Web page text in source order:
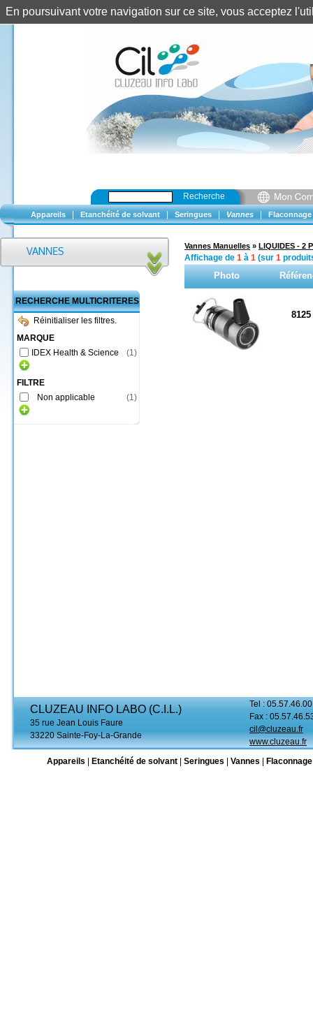
Recherche
Appareils Etanchéité de solvant Seringues Vannes Flaconnage
RECHERCHE MULTICRITERES
Réinitialiser les filtres.
MARQUE
IDEX Health & Science
(1)
FILTRE
Non applicable
(1)
Vannes Manuelles » LIQUIDES - 2
Affichage de 1 à 1 (sur 1
Photo
8125
CLUZEAU INFO LABO (C.I.L.)
35 rue Jean Louis Faure
33220 Sainte-Foy-La-Grande
Tel :
Fax :
cil@cluzeau.fr
www.cluzeau.fr
Appareils
Etanchéité de solvant Seringues Vannes Flaconnage
En poursuivant votre navigation sur ce site, vous acceptez